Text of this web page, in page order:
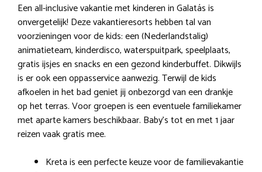
Een all-inclusive vakantie met kinderen in Galatás is
onvergetelijk! Deze vakantieresorts hebben tal van
voorzieningen voor de kids: een (Nederlandstalig)
animatieteam, kinderdisco, waterspuitpark, speelplaats,
gratis ijsjes en snacks en een gezond kinderbuffet. Dikwijls
is er ook een oppasservice aanwezig. Terwijl de kids
afkoelen in het bad geniet jij onbezorgd van een drankje
op het terras. Voor groepen is een eventuele familiekamer
met aparte kamers beschikbaar. Baby’s tot en met 1 jaar
reizen vaak gratis mee.
Kreta is een perfecte keuze voor de familievakantie